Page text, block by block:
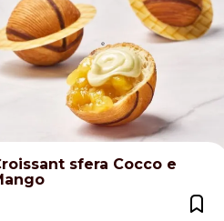
sfera Cocco e